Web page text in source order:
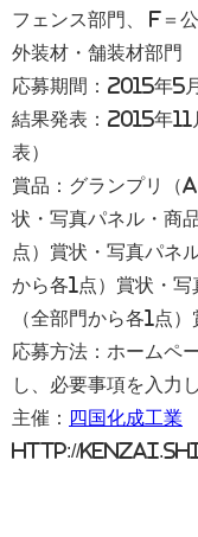
フェンス部門、 F＝
外装材・舗装材部門
応募期間：2015年5
結果発表：2015年11
表）
賞品：グランプリ（
状・写真パネル・商
点）賞状・写真パネ
から各1点）賞状・
（全部門から各1点
応募方法：ホームペ
し、必要事項を入力
主催：
四国化成工業
http://